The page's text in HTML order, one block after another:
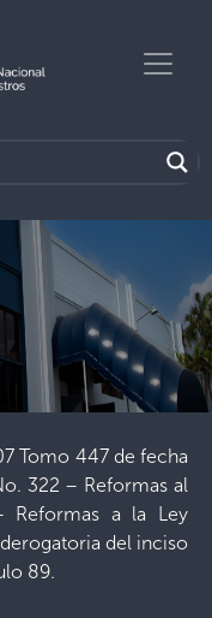
Tomo 447 de fecha
322 – Reformas al
a la Ley
del inciso
89.